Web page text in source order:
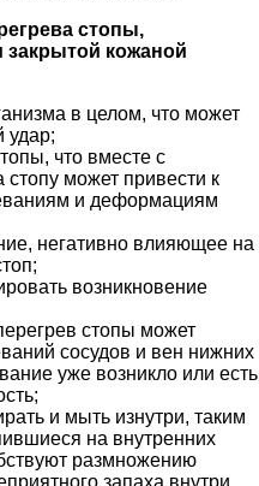
стопы,
кожаной
в целом, что может
удар;
что вместе с
может привести к
и деформациям
негативно влияющее на
возникновение
стопы может
сосудов и вен нижних
уже возникло или есть
и мыть изнутри, таким
на внутренних
размножению
запаха внутри